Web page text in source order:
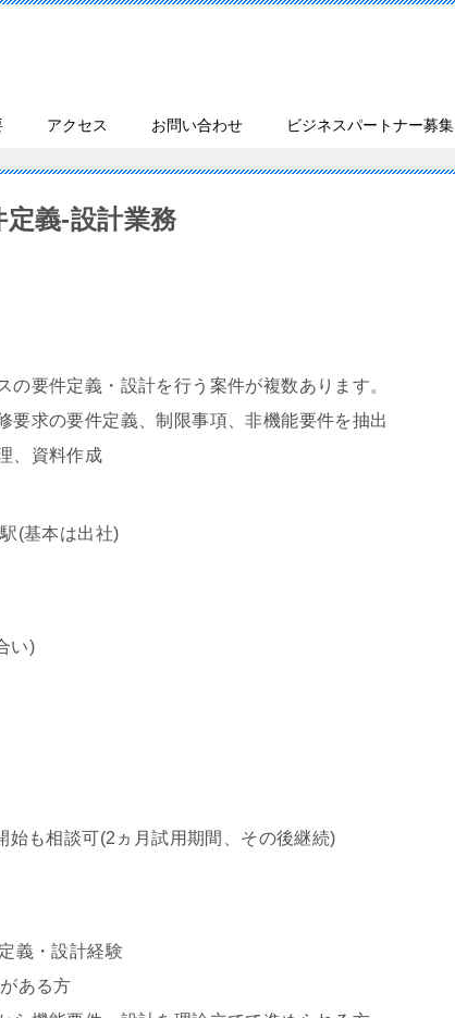
アクセス お問い合わせ ビジネスパートナー募集
義-設計業務
の要件定義・設計を行う案件が複数あります。
要求の要件定義、制限事項、非機能要件を抽出
、資料作成
(基本は出社)
い)
も相談可(2ヵ月試用期間、その後継続)
義・設計経験
ある方